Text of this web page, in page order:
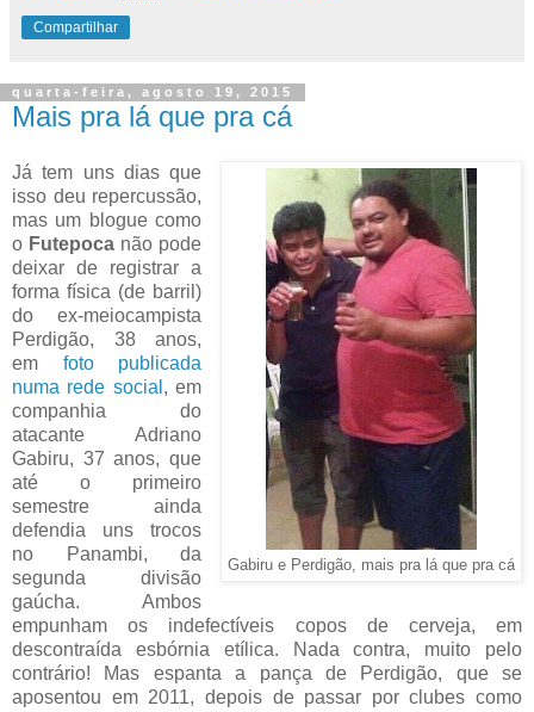
Compartilhar
quarta-feira, agosto 19, 2015
Mais pra lá que pra cá
Gabiru e Perdigão, mais pra lá que pra cá
Já tem uns dias que
isso deu repercussão,
mas um blogue como
o Futepoca não pode
deixar de registrar a
forma física (de barril)
do ex-meiocampista
Perdigão, 38 anos,
em foto publicada
numa rede social , em
companhia do
atacante Adriano
Gabiru, 37 anos, que
até o primeiro
semestre ainda
defendia uns trocos
no Panambi, da
segunda divisão
gaúcha. Ambos
empunham os indefectíveis copos de cerveja, em
descontraída esbórnia etílica. Nada contra, muito pelo
contrário! Mas espanta a pança de Perdigão, que se
aposentou em 2011, depois de passar por clubes como